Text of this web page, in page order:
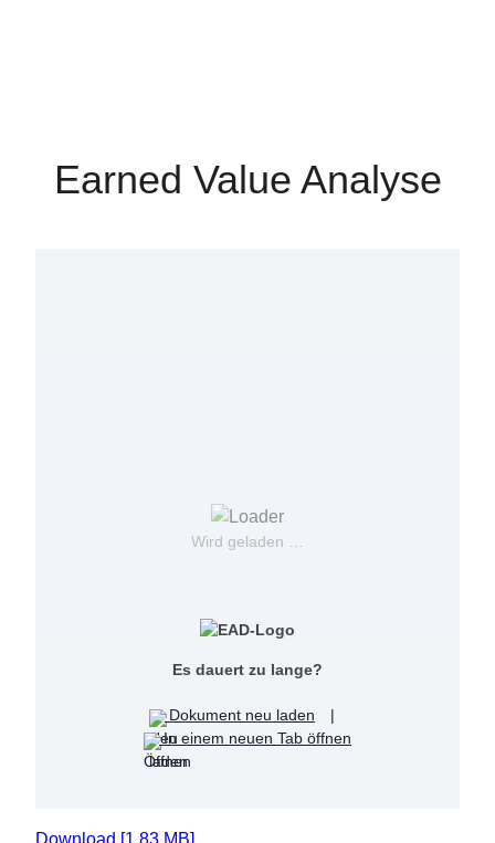
Earned Value Analyse
Wird geladen …
Es dauert zu lange?
Dokument neu laden
|
In einem neuen Tab öffnen
Download [1.83 MB]